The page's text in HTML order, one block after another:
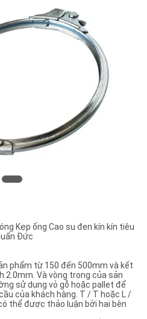
Kẹp ống Cao su đen kín kín tiêu
Đức
phẩm từ 150 đến 500mm và kết
2.0mm. Và vòng trong của sản
sử dụng vỏ gỗ hoặc pallet để
của khách hàng. T / T hoặc L /
thể được thảo luận bởi hai bên